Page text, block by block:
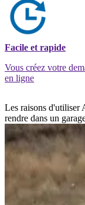
Facile et rapide
Vous créez votre
en ligne
Les raisons d'utiliser
rendre dans un